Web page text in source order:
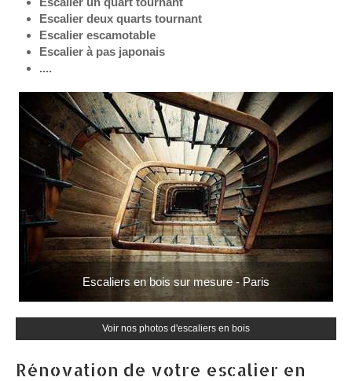
Escalier deux quarts tournant
Escalier escamotable
Escalier à pas japonais
....
Escaliers en bois sur mesure - Paris
Voir nos photos d'escaliers en bois
Rénovation de votre escalier en